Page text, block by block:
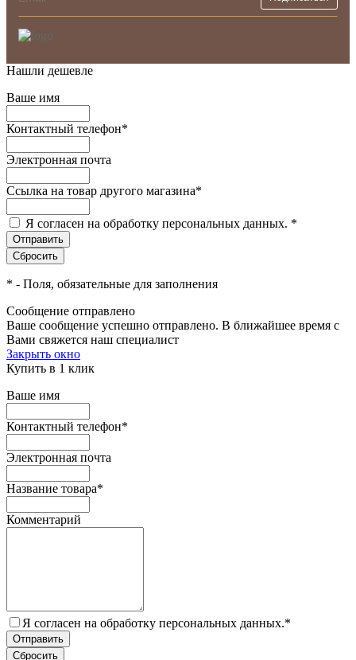
Нашли дешевле
Ваше имя
Контактный телефон*
Электронная почта
Ссылка на товар другого магазина*
Я согласен на обработку персональных данных. *
* - Поля, обязательные для заполнения
Сообщение отправлено
Ваше сообщение успешно отправлено. В ближайшее время с
Вами свяжется наш специалист
Закрыть окно
Купить в 1 клик
Ваше имя
Контактный телефон*
Электронная почта
Название товара*
Комментарий
Я согласен на обработку персональных данных.*